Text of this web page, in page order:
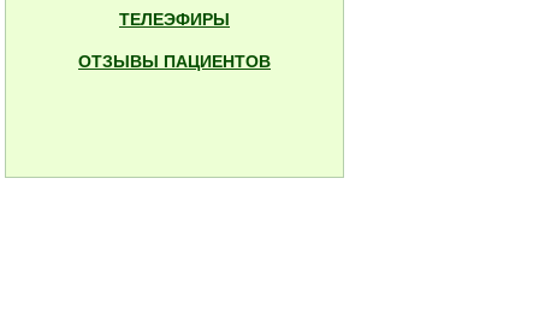
ТЕЛЕЭФИРЫ
ОТЗЫВЫ ПАЦИЕНТОВ